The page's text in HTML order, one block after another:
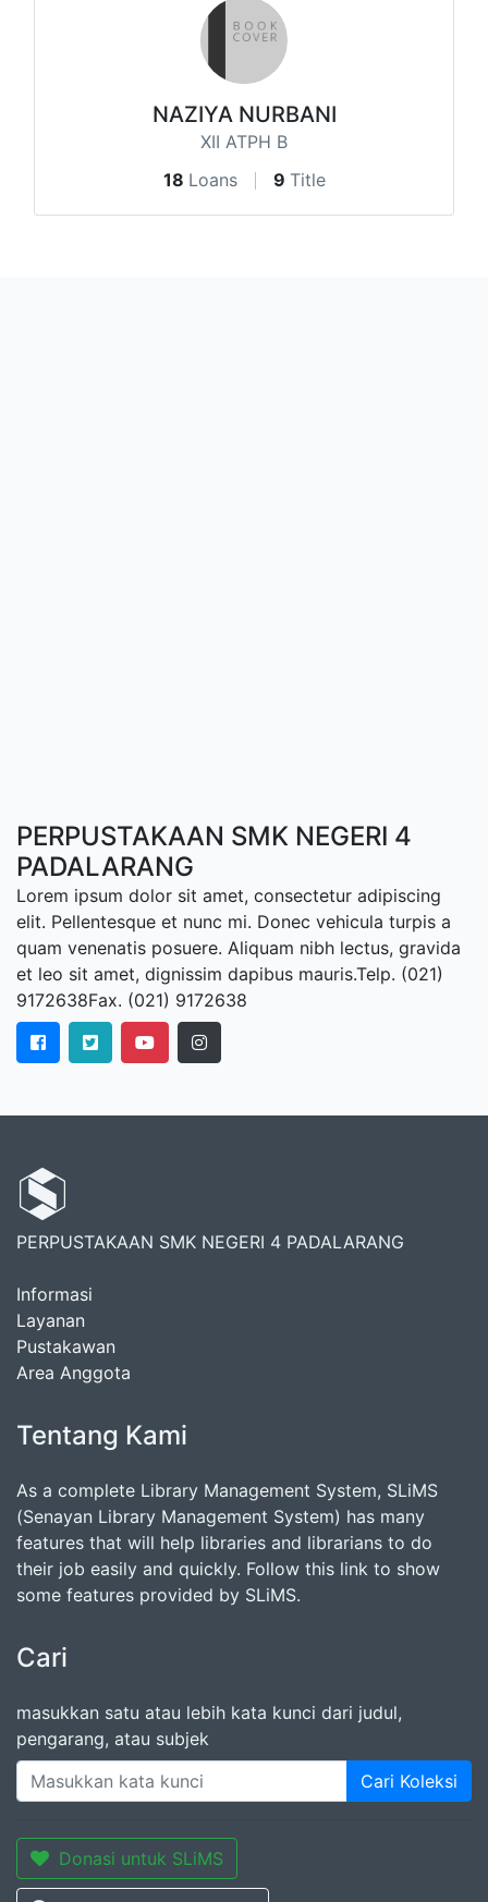
NAZIYA NURBANI
XII ATPH B
18 Loans 9 Title
PERPUSTAKAAN SMK NEGERI 4
PADALARANG
Lorem ipsum dolor sit amet, consectetur adipiscing
elit. Pellentesque et nunc mi. Donec vehicula turpis a
quam venenatis posuere. Aliquam nibh lectus, gravida
et leo sit amet, dignissim dapibus mauris.Telp. (021)
9172638Fax. (021) 9172638
PERPUSTAKAAN SMK NEGERI 4 PADALARANG
Informasi
Layanan
Pustakawan
Area Anggota
Tentang Kami
As a complete Library Management System, SLiMS
(Senayan Library Management System) has many
features that will help libraries and librarians to do
their job easily and quickly. Follow this link to show
some features provided by SLiMS.
Cari
masukkan satu atau lebih kata kunci dari judul,
pengarang, atau subjek
Cari Koleksi
Donasi untuk SLiMS